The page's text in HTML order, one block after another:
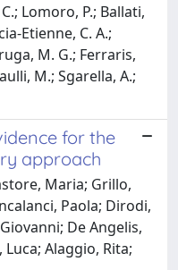
Lomoro, P.; Ballati,
Etienne, C. A.;
M. G.; Ferraris,
M.; Sgarella, A.;
for the
approach
Maria; Grillo,
Paola; Dirodi,
De Angelis,
Alaggio, Rita;